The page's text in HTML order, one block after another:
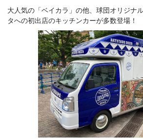
大人気の「ベイカラ」の他、球団オリジナ
タへの初出店のキッチンカーが多数登場！